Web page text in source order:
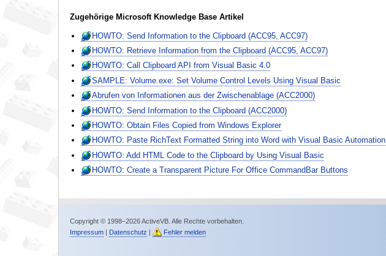
Zugehörige Microsoft Knowledge Base Artikel
HOWTO: Send Information to the Clipboard (ACC95, ACC97)
HOWTO: Retrieve Information from the Clipboard (ACC95, ACC97)
HOWTO: Call Clipboard API from Visual Basic 4.0
SAMPLE: Volume.exe: Set Volume Control Levels Using Visual Basic
Abrufen von Informationen aus der Zwischenablage (ACC2000)
HOWTO: Send Information to the Clipboard (ACC2000)
HOWTO: Obtain Files Copied from Windows Explorer
HOWTO: Paste RichText Formatted String into Word with Visual Basic Automation
HOWTO: Add HTML Code to the Clipboard by Using Visual Basic
HOWTO: Create a Transparent Picture For Office CommandBar Buttons
Copyright © 1998–2026 ActiveVB. Alle Rechte vorbehalten.
Impressum| Datenschutz Fehler melden